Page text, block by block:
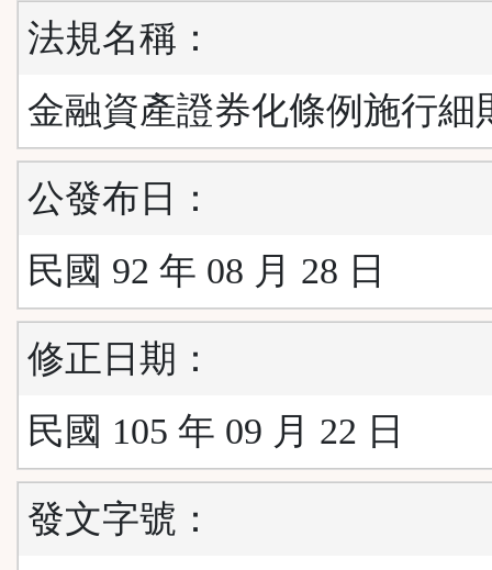
法規名稱：
金融資產證券化條例施行細
公發布日：
民國 92 年 08 月 28 日
修正日期：
民國 105 年 09 月 22 日
發文字號：